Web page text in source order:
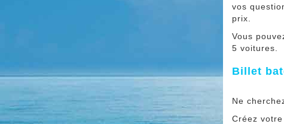
vos
prix.
Vous
5 voitures.
Billet
Ne
Créez